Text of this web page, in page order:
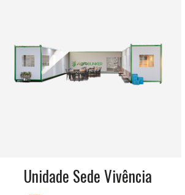
Unidade Sede Vivência